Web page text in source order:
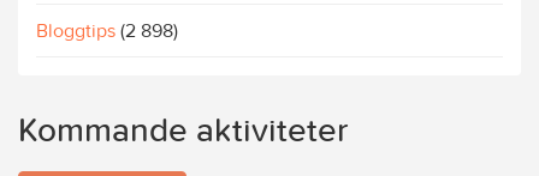
Bloggtips (2 898)
Kommande aktiviteter